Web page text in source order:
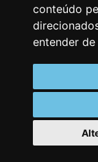
conteúdo
entender